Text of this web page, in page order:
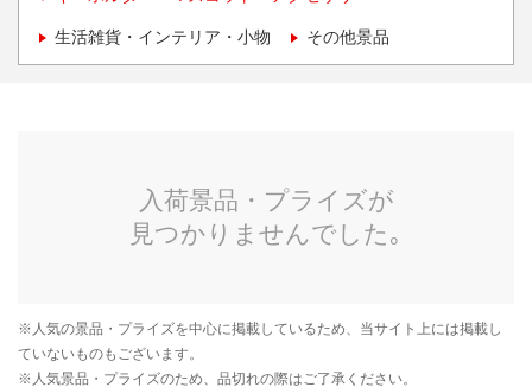
生活雑貨・インテリア・小物 その他景品